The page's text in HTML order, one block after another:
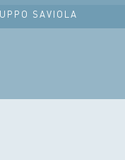
SAVIOLA